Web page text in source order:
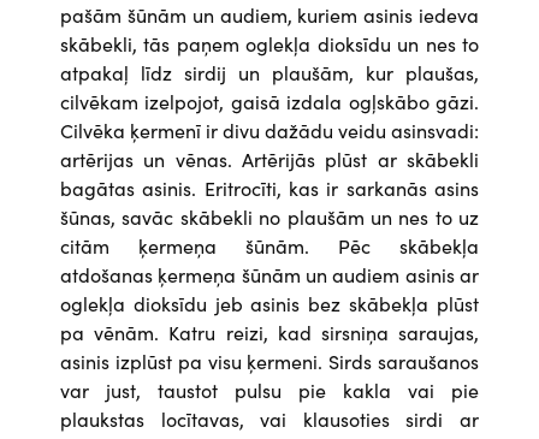
pašām šūnām un audiem, kuriem asinis iedeva
skābekli, tās paņem oglekļa dioksīdu un nes to
atpakaļ līdz sirdij un plaušām, kur plaušas,
cilvēkam izelpojot, gaisā izdala ogļskābo gāzi.
Cilvēka ķermenī ir divu dažādu veidu asinsvadi:
artērijas un vēnas. Artērijās plūst ar skābekli
bagātas asinis. Eritrocīti, kas ir sarkanās asins
šūnas, savāc skābekli no plaušām un nes to uz
citām ķermeņa šūnām. Pēc skābekļa
atdošanas ķermeņa šūnām un audiem asinis ar
oglekļa dioksīdu jeb asinis bez skābekļa plūst
pa vēnām. Katru reizi, kad sirsniņa saraujas,
asinis izplūst pa visu ķermeni. Sirds saraušanos
var just, taustot pulsu pie kakla vai pie
plaukstas locītavas, vai klausoties sirdi ar